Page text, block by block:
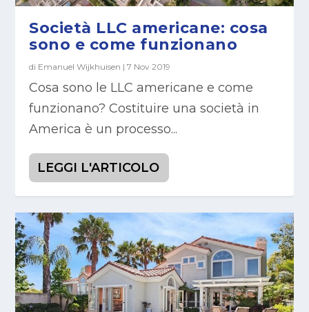
Società LLC americane: cosa
sono e come funzionano
di Emanuel Wijkhuisen |7 Nov 2019
Cosa sono le LLC americane e come
funzionano? Costituire una società in
America è un processo...
LEGGI L'ARTICOLO